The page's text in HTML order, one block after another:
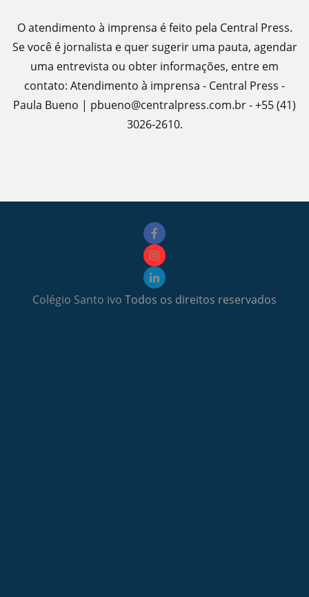
O atendimento à imprensa é feito pela Central Press.
Se você é jornalista e quer sugerir uma pauta, agendar
uma entrevista ou obter informações, entre em
contato: Atendimento à imprensa - Central Press -
Paula Bueno | pbueno@centralpress.com.br - +55 (41)
3026-2610.
Colégio Santo ivo Todos os direitos reservados